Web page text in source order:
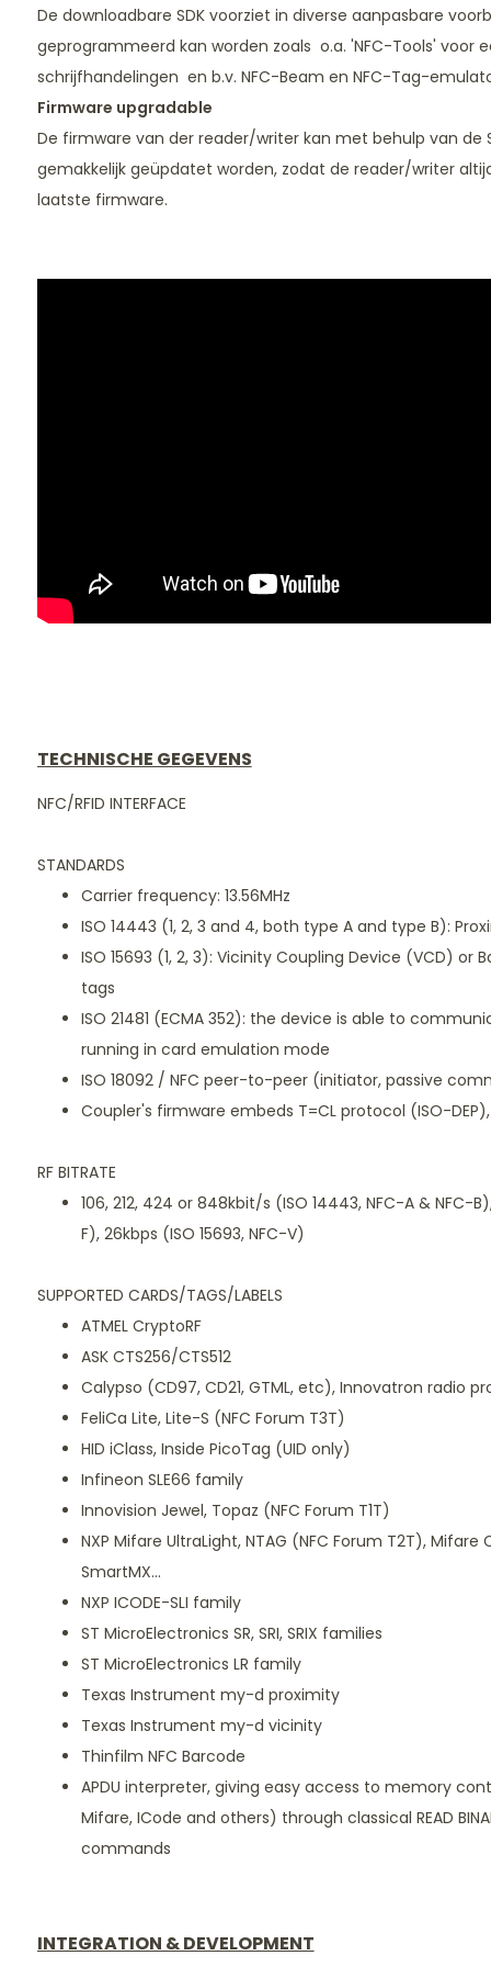
De downloadbare SDK voorziet in diverse aanpasbare
geprogrammeerd kan worden zoals o.a. 'NFC-Tools' voor
schrijfhandelingen en b.v. NFC-Beam en NFC-Tag-
Firmware upgradable
De firmware van der reader/writer kan met behulp van de
gemakkelijk geüpdatet worden, zodat de reader/writer
laatste firmware.
TECHNISCHE GEGEVENS
NFC/RFID INTERFACE
STANDARDS
Carrier frequency: 13.56MHz
ISO 14443 (1, 2, 3 and 4, both type A and type B):
ISO 15693 (1, 2, 3): Vicinity Coupling Device (VCD) or
tags
ISO 21481 (ECMA 352): the device is able to
running in card emulation mode
ISO 18092 / NFC peer-to-peer (initiator, passive
Coupler's firmware embeds T=CL protocol (ISO-
RF BITRATE
106, 212, 424 or 848kbit/s (ISO 14443, NFC-A & NFC-
F), 26kbps (ISO 15693, NFC-V)
SUPPORTED CARDS/TAGS/LABELS
ATMEL CryptoRF
ASK CTS256/CTS512
Calypso (CD97, CD21, GTML, etc), Innovatron radio
FeliCa Lite, Lite-S (NFC Forum T3T)
HID iClass, Inside PicoTag (UID only)
Infineon SLE66 family
Innovision Jewel, Topaz (NFC Forum T1T)
NXP Mifare UltraLight, NTAG (NFC Forum T2T), Mifare
SmartMX...
NXP ICODE-SLI family
ST MicroElectronics SR, SRI, SRIX families
ST MicroElectronics LR family
Texas Instrument my-d proximity
Texas Instrument my-d vicinity
Thinfilm NFC Barcode
APDU interpreter, giving easy access to memory
Mifare, ICode and others) through classical READ
commands
INTEGRATION & DEVELOPMENT